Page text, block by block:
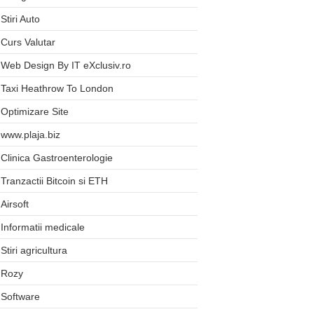
Stiri Auto
Curs Valutar
Web Design By IT eXclusiv.ro
Taxi Heathrow To London
Optimizare Site
www.plaja.biz
Clinica Gastroenterologie
Tranzactii Bitcoin si ETH
Airsoft
Informatii medicale
Stiri agricultura
Rozy
Software